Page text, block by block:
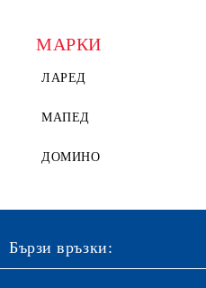
МАРКИ
ЛАРЕД
МАПЕД
ДОМИНО
Бързи връзки: